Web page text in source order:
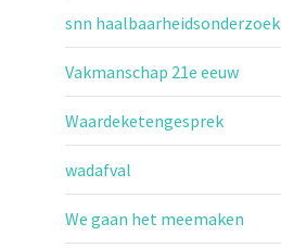
snn haalbaarheidsonderzoek
Vakmanschap 21e eeuw
Waardeketengesprek
wadafval
We gaan het meemaken